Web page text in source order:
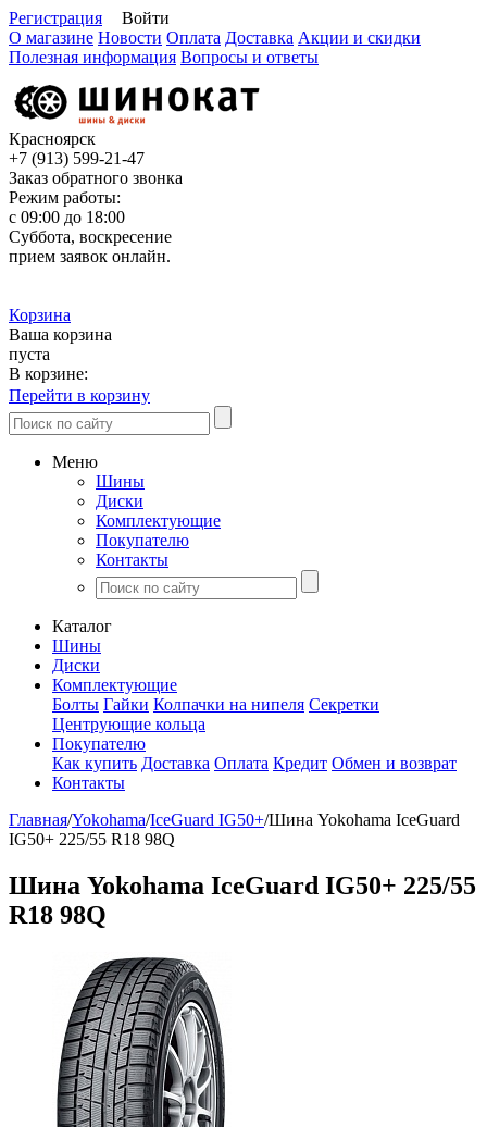
Регистрация
Войти
О магазине Новости Оплата Доставка Акции и скидки
Полезная информация Вопросы и ответы
Красноярск
+7 (913) 599-21-47
Заказ обратного звонка
Режим работы:
с 09:00 до 18:00
Суббота, воскресение
прием заявок онлайн.
Корзина
Ваша корзина
пуста
В корзине:
Перейти в корзину
Меню
Шины
Диски
Комплектующие
Покупателю
Контакты
Каталог
Шины
Диски
Комплектующие
Болты Гайки Колпачки на нипеля Секретки
Центрующие кольца
Покупателю
Как купить Доставка Оплата Кредит Обмен и возврат
Контакты
Главная/Yokohama/IceGuard IG50+/Шина Yokohama IceGuard
IG50+ 225/55 R18 98Q
Шина Yokohama IceGuard IG50+ 225/55
R18 98Q